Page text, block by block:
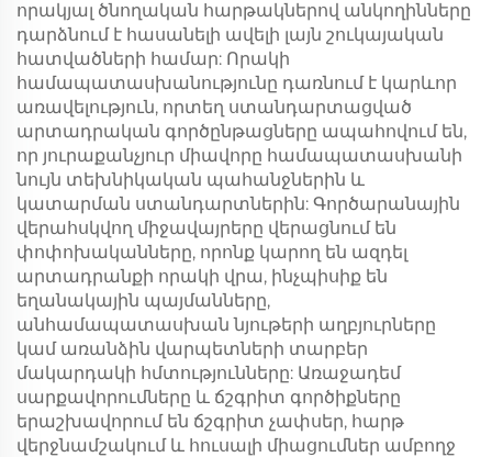
որակյալ ծնողական հարթակներով անկողինները
դարձնում է հասանելի ավելի լայն շուկայական
հատվածների համար: Որակի
համապատասխանությունը դառնում է կարևոր
առավելություն, որտեղ ստանդարտացված
արտադրական գործընթացները ապահովում են,
որ յուրաքանչյուր միավորը համապատասխանի
նույն տեխնիկական պահանջներին և
կատարման ստանդարտներին: Գործարանային
վերահսկվող միջավայրերը վերացնում են
փոփոխականները, որոնք կարող են ազդել
արտադրանքի որակի վրա, ինչպիսիք են
եղանակային պայմանները,
անհամապատասխան նյութերի աղբյուրները
կամ առանձին վարպետների տարբեր
մակարդակի հմտությունները: Առաջադեմ
սարքավորումները և ճշգրիտ գործիքները
երաշխավորում են ճշգրիտ չափսեր, հարթ
վերջնամշակում և հուսալի միացումներ ամբողջ